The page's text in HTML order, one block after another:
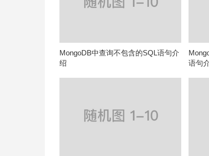
MongoDB中查询不包含的SQL语句介
绍
语句